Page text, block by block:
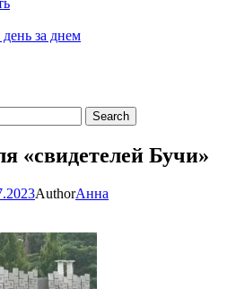
за днем
«свидетелей Бучи»
AuthorАнна